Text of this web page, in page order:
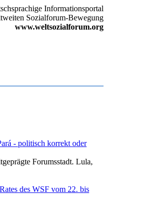
Informationsportal
Sozialforum-Bewegung
www.weltsozialforum.org
- politisch korrekt oder
Forumsstadt. Lula,
des WSF vom 22. bis